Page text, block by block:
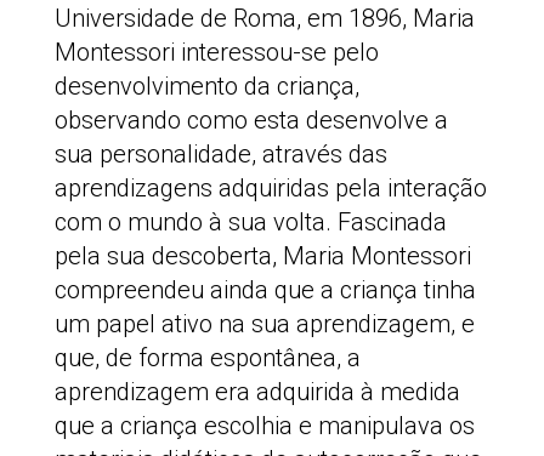
Universidade de Roma, em 1896, Maria
Montessori interessou-se pelo
desenvolvimento da criança,
observando como esta desenvolve a
sua personalidade, através das
aprendizagens adquiridas pela interação
com o mundo à sua volta. Fascinada
pela sua descoberta, Maria Montessori
compreendeu ainda que a criança tinha
um papel ativo na sua aprendizagem, e
que, de forma espontânea, a
aprendizagem era adquirida à medida
que a criança escolhia e manipulava os